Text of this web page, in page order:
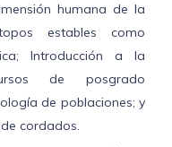
humana de la
estables como
Introducción a la
de posgrado
de poblaciones; y
cordados.